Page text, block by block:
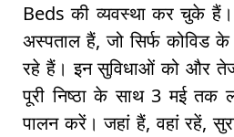
Beds की व्यवस्था कर चुके
अस्पताल हैं, जो सिर्फ कोविड
रहे हैं। इन सुविधाओं को और
पूरी निष्ठा के साथ 3 मई तक
पालन करें। जहां हैं, वहां रहें,